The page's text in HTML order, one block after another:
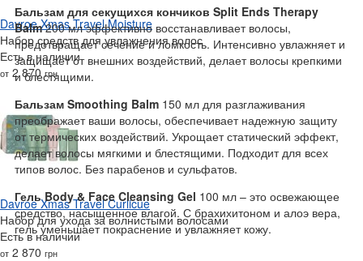
Бальзам для секущихся кончиков Split Ends Therapy
Balm200 мл эффективно восстанавливает волосы,
предотвращает сечение и ломкость. Интенсивно увлажняет и
защищает от внешних воздействий, делает волосы крепкими
и блестящими.
Бальзам Smoothing Balm 150 мл для разглаживания
преображает ваши волосы, обеспечивает надежную защиту
от термических воздействий. Укрощает статический эффект,
делает волосы мягкими и блестящими. Подходит для всех
типов волос. Без парабенов и сульфатов.
Гель Body & Face Cleansing Gel 100 мл – это освежающее
средство, насыщенное влагой. С брахихитоном и алоэ вера,
гель уменьшает покраснение и увлажняет кожу.
Davroe Xmas Travel Moisture
Набор средств для увлажнения волос
Есть в наличии
от 2 870грн
Davroe Xmas Travel Curlicue
Набор для ухода за волнистыми волосами
Есть в наличии
от 2 870 грн